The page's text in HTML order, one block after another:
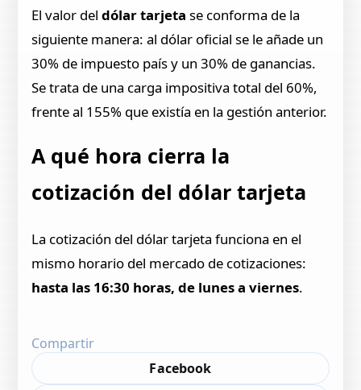
El valor deldólar tarjeta se conforma de la
siguiente manera: al dólar oficial se le añade un
30% de impuesto país y un 30% de ganancias.
Se trata de una carga impositiva total del 60%,
frente al 155% que existía en la gestión anterior.
A qué hora cierra la
cotización del dólar tarjeta
La cotización del dólar tarjeta funciona en el
mismo horario del mercado de cotizaciones:
hasta las 16:30 horas, de lunes a viernes.
Compartir
Facebook